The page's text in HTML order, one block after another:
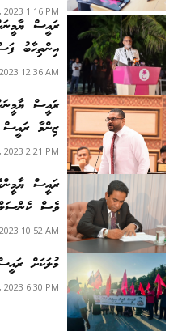
2023 1:16 PM
ރައީސް
އިންތިހާބު
12:36 AM
ރައީސް
ޒިންމާ
2023 2:21 PM
ރައީސް
ވެސް
10:52 AM
މުލަކަށް
2023 6:30 PM